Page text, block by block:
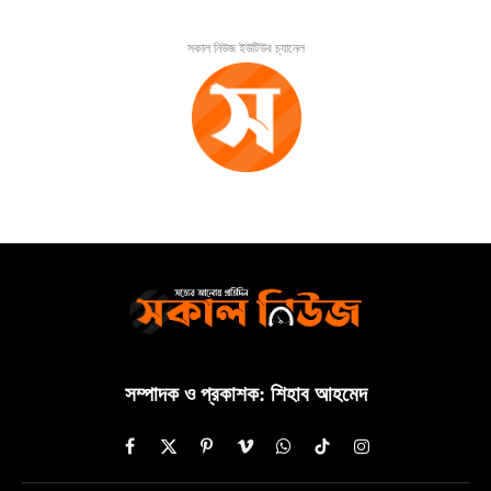
সকাল নিউজ ইউটিউব চ্যানেল
সম্পাদক ও প্রকাশক: শিহাব আহমেদ
Facebook
X
(Twitter)
PinterestVimeoWhatsAppTikTokInstagram